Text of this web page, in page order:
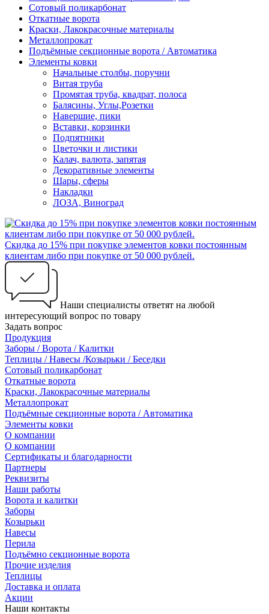
Сотовый поликарбонат
Откатные ворота
Краски, Лакокрасочные материалы
Металлопрокат
Подъёмные секционные ворота / Автоматика
Элементы ковки
Начальные столбы, поручни
Витая труба
Промятая труба, квадрат, полоса
Балясины, Углы,Розетки
Навершие, пики
Вставки, корзинки
Подпятники
Цветочки и листики
Калач, валюта, запятая
Декоративные элементы
Шары, сферы
Накладки
ЛОЗА, Виноград
Скидка до 15% при покупке элементов ковки постоянным
клиентам либо при покупке от 50 000 рублей.
Наши специалисты ответят на любой
интересующий вопрос по товару
Задать вопрос
Продукция
Заборы / Ворота / Калитки
Теплицы / Навесы /Козырьки / Беседки
Сотовый поликарбонат
Откатные ворота
Краски, Лакокрасочные материалы
Металлопрокат
Подъёмные секционные ворота / Автоматика
Элементы ковки
О компании
О компании
Сертификаты и благодарности
Партнеры
Реквизиты
Наши работы
Ворота и калитки
Заборы
Козырьки
Навесы
Перила
Подъёмно секционные ворота
Прочие изделия
Теплицы
Доставка и оплата
Акции
Наши контакты